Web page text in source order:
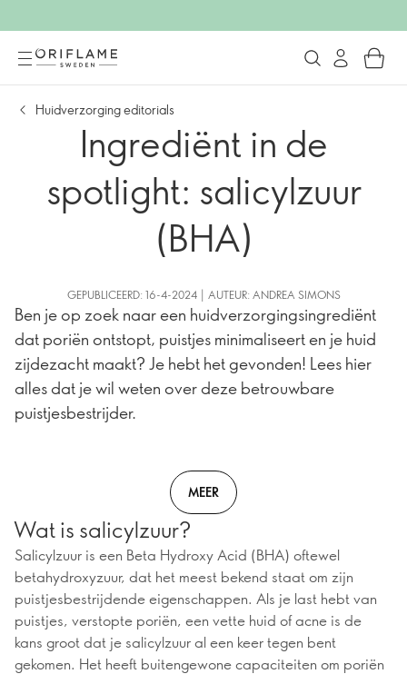
Huidverzorging editorials
Ingrediënt in de
spotlight: salicylzuur
(BHA)
GEPUBLICEERD: 16-4-2024 | AUTEUR: ANDREA SIMONS
Ben je op zoek naar een huidverzorgingsingrediënt
dat poriën ontstopt, puistjes minimaliseert en je huid
zijdezacht maakt? Je hebt het gevonden! Lees hier
alles dat je wil weten over deze betrouwbare
puistjesbestrijder.
MEER
Wat is salicylzuur?
Salicylzuur is een Beta Hydroxy Acid (BHA) oftewel
betahydroxyzuur, dat het meest bekend staat om zijn
puistjesbestrijdende eigenschappen. Als je last hebt van
puistjes, verstopte poriën, een vette huid of acne is de
kans groot dat je salicylzuur al een keer tegen bent
gekomen. Het heeft buitengewone capaciteiten om poriën